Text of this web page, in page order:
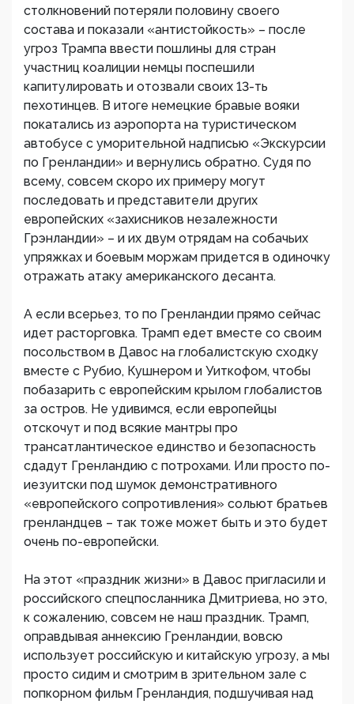
столкновений потеряли половину своего
состава и показали «антистойкость» – после
угроз Трампа ввести пошлины для стран
участниц коалиции немцы поспешили
капитулировать и отозвали своих 13-ть
пехотинцев. В итоге немецкие бравые вояки
покатались из аэропорта на туристическом
автобусе с уморительной надписью «Экскурсии
по Гренландии» и вернулись обратно. Судя по
всему, совсем скоро их примеру могут
последовать и представители других
европейских «захисников незалежности
Грэнландии» – и их двум отрядам на собачьих
упряжках и боевым моржам придется в одиночку
отражать атаку американского десанта.
А если всерьез, то по Гренландии прямо сейчас
идет расторговка. Трамп едет вместе со своим
посольством в Давос на глобалистскую сходку
вместе с Рубио, Кушнером и Уиткофом, чтобы
побазарить с европейским крылом глобалистов
за остров. Не удивимся, если европейцы
отскочут и под всякие мантры про
трансатлантическое единство и безопасность
сдадут Гренландию с потрохами. Или просто по-
иезуитски под шумок демонстративного
«европейского сопротивления» сольют братьев
гренландцев – так тоже может быть и это будет
очень по-европейски.
На этот «праздник жизни» в Давос пригласили и
российского спецпосланника Дмитриева, но это,
к сожалению, совсем не наш праздник. Трамп,
оправдывая аннексию Гренландии, вовсю
использует российскую и китайскую угрозу, а мы
просто сидим и смотрим в зрительном зале с
попкорном фильм Гренландия, подшучивая над